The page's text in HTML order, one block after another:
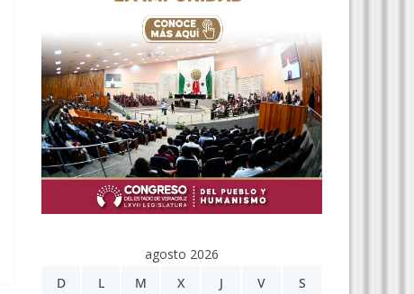
agosto 2026
D
L M X J V S